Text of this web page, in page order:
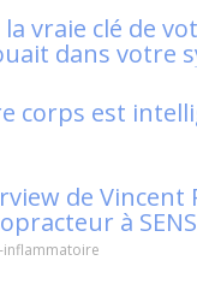
la vraie clé de
dans votre
corps est
Vincent RENARD
à
inflammatoire